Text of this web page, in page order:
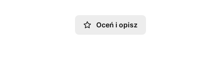
Oceń i opisz